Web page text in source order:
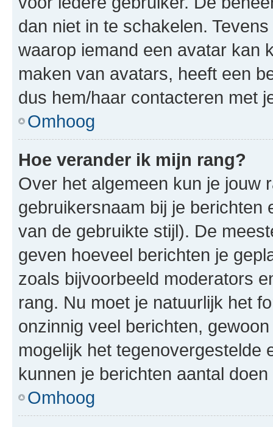
dan niet in te schakelen.
waarop iemand een avatar kan
maken van avatars, heeft een
dus hem/haar contacteren met
Omhoog
Hoe verander ik mijn rang?
Over het algemeen kun je jouw
gebruikersnaam bij je berichten
van de gebruikte stijl). De
geven hoeveel berichten je
zoals bijvoorbeeld moderators
rang. Nu moet je natuurlijk het
onzinnig veel berichten,
mogelijk het tegenovergestelde
kunnen je berichten aantal doen
Omhoog